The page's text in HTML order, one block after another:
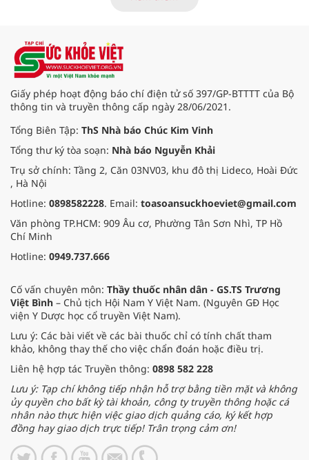
nhiều gia đình vô sinh, hiếm muộn
Giấy phép hoạt động báo chí điện tử số 397/GP-BTTTT của Bộ
thông tin và truyền thông cấp ngày 28/06/2021.
Tổng Biên Tập: ThS Nhà báo Chúc Kim Vinh
Tổng thư ký tòa soạn: Nhà báo Nguyễn Khải
Trụ sở chính: Tầng 2, Căn 03NV03, khu đô thị Lideco, Hoài Đức
, Hà Nội
Hotline: 0898582228. Email: toasoansuckhoeviet@gmail.com
Văn phòng TP.HCM: 909 Âu cơ, Phường Tân Sơn Nhì, TP Hồ
Chí Minh
Hotline: 0949.737.666
Cố vấn chuyên môn: Thầy thuốc nhân dân - GS.TS Trương
Việt Bình – Chủ tịch Hội Nam Y Việt Nam. (Nguyên GĐ Học
viện Y Dược học cổ truyền Việt Nam).
Lưu ý: Các bài viết về các bài thuốc chỉ có tính chất tham
khảo, không thay thế cho việc chẩn đoán hoặc điều trị.
Liên hệ hợp tác Truyền thông: 0898 582 228
Lưu ý: Tạp chí không tiếp nhận hỗ trợ bằng tiền mặt và không
ủy quyền cho bất kỳ tài khoản, công ty truyền thông hoặc cá
nhân nào thực hiện việc giao dịch quảng cáo, ký kết hợp
đồng hay giao dịch trực tiếp! Trân trọng cảm ơn!